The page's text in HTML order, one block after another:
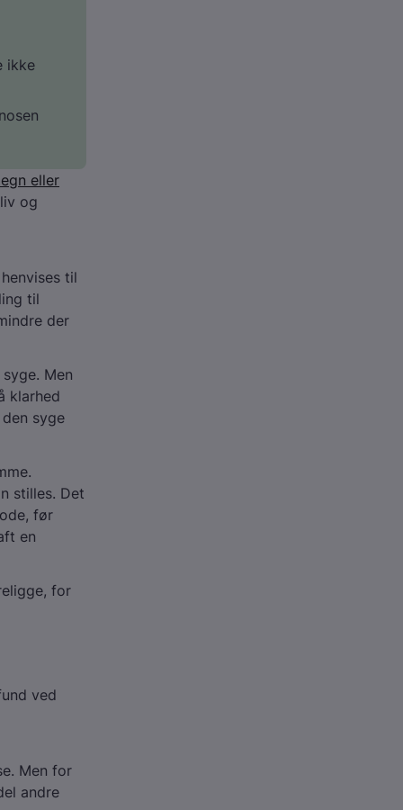
ikke
eller
og
til
til
der
Men
klarhed
syge
stilles. Det
før
en
for
ved
Men for
andre